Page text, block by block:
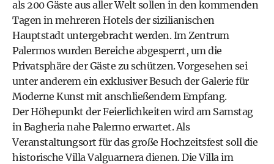
als 200 Gäste aus aller Welt sollen in den kommenden
Tagen in mehreren Hotels der sizilianischen
Hauptstadt untergebracht werden. Im Zentrum
Palermos wurden Bereiche abgesperrt, um die
Privatsphäre der Gäste zu schützen. Vorgesehen sei
unter anderem ein exklusiver Besuch der Galerie für
Moderne Kunst mit anschließendem Empfang.
Der Höhepunkt der Feierlichkeiten wird am Samstag
in Bagheria nahe Palermo erwartet. Als
Veranstaltungsort für das große Hochzeitsfest soll die
historische Villa Valguarnera dienen. Die Villa im